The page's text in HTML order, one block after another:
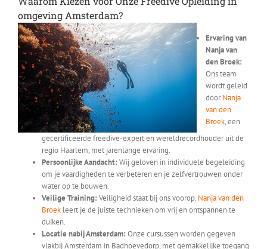
omgeving Amsterdam?
Ervaring van
Nanja van
den Broek:
Ons team
wordt geleid
doorNanja
van den
Broek, een
gecertificeerde freedive-expert en wereldrecordhouder uit de
regio Haarlem, met jarenlange ervaring.
Persoonlijke Aandacht: Wij geloven in individuele begeleiding
om je vaardigheden te verbeteren en je zelfvertrouwen onder
water op te bouwen.
Veilige Training: Veiligheid staat bij ons voorop. Nanja van den
Broekleert je de juiste technieken om vrij en ontspannen te
duiken.
Locatie nabij Amsterdam: Onze cursussen worden gegeven
vlakbij Amsterdam in Badhoevedorp, met gemakkelijke toegang